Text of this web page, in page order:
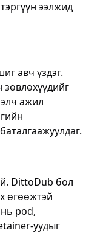
ээлжид
авч үздэг.
ажил
DittoDub бол
өгөөжтэй
pod,
уудыг